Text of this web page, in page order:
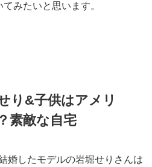
みたいと思います。
り&子供はアメリ
素敵な自宅
婚したモデルの岩堀せりさんは